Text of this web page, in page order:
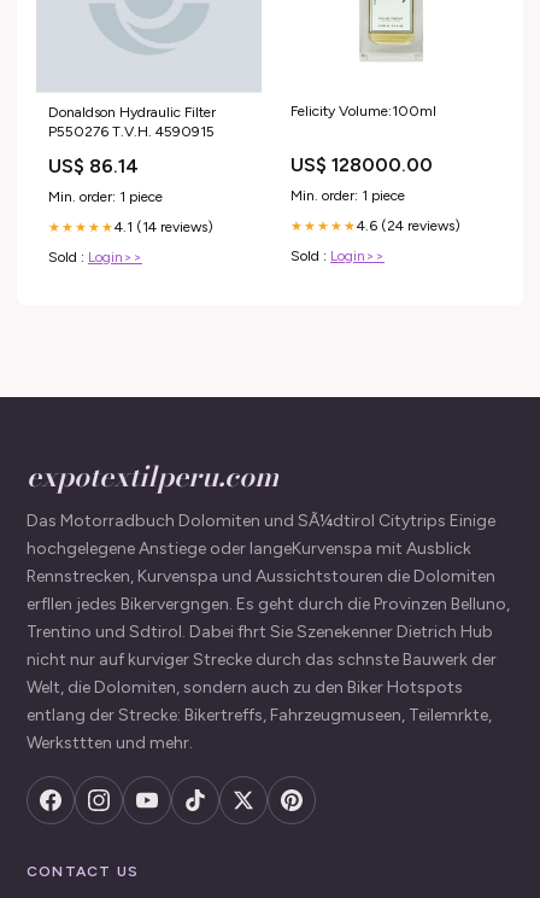
Donaldson Hydraulic Filter
P550276 T.V.H. 4590915
US$ 86.14
Min. order: 1 piece
★★★★★4.1 (14 reviews)
Sold : Login>>
Felicity Volume:100ml
US$ 128000.00
Min. order: 1 piece
★★★★★4.6 (24 reviews)
Sold : Login>>
expotextilperu.com
Das Motorradbuch Dolomiten und SÃ¼dtirol Citytrips Einige
hochgelegene Anstiege oder langeKurvenspa mit Ausblick
Rennstrecken, Kurvenspa und Aussichtstouren die Dolomiten
erfllen jedes Bikervergngen. Es geht durch die Provinzen Belluno,
Trentino und Sdtirol. Dabei fhrt Sie Szenekenner Dietrich Hub
nicht nur auf kurviger Strecke durch das schnste Bauwerk der
Welt, die Dolomiten, sondern auch zu den Biker Hotspots
entlang der Strecke: Bikertreffs, Fahrzeugmuseen, Teilemrkte,
Werksttten und mehr.
CONTACT US